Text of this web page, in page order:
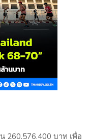
260,576,400 บาท เพื่อ